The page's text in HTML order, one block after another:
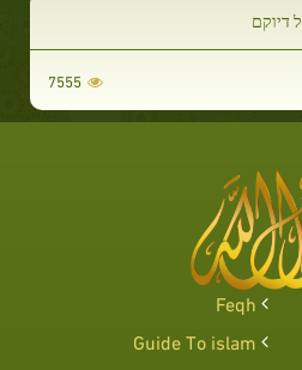
דיוקם
7555
Feqh
Guide To islam